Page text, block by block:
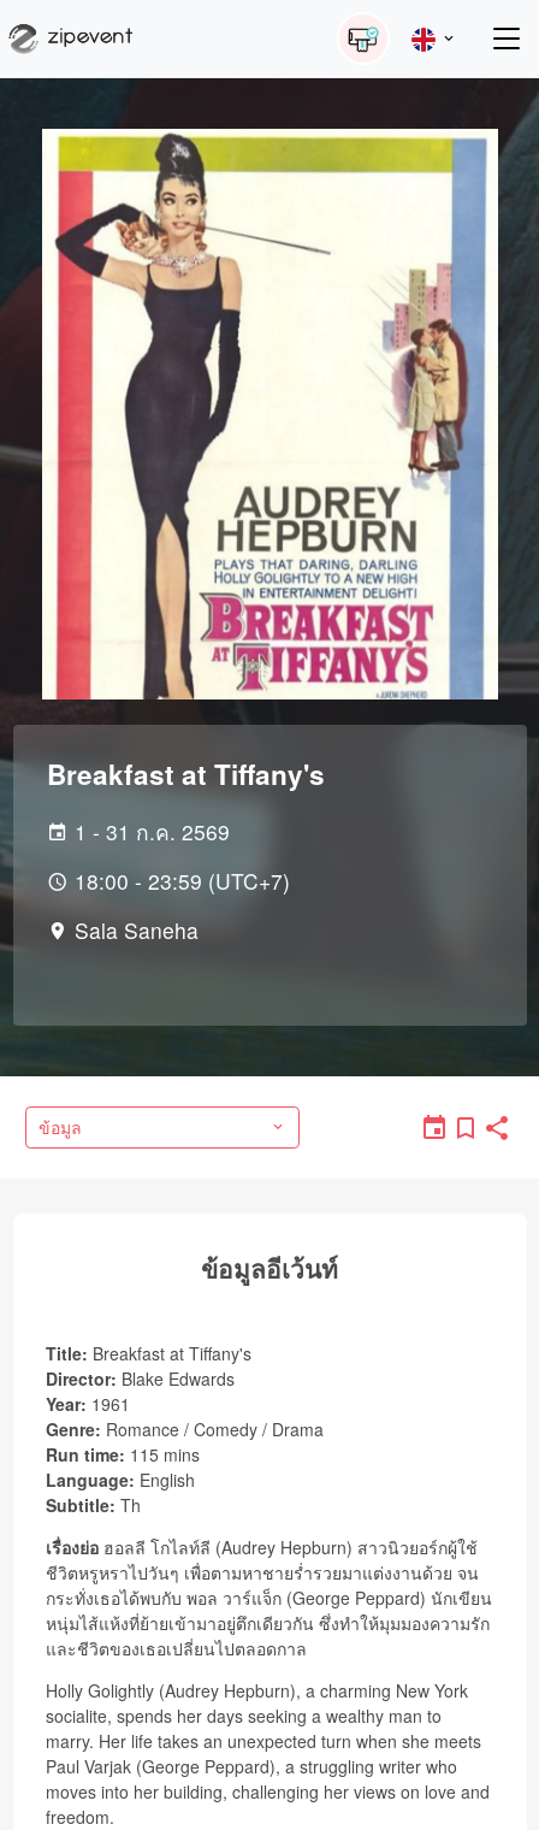
Breakfast at Tiffany's
1 - 31 ก.ค. 2569
18:00 - 23:59 (UTC+7)
Sala Saneha
ข้อมูล
ข้อมูลอีเว้นท์
Title: Breakfast at Tiffany's
Director: Blake Edwards
Year: 1961
Genre: Romance / Comedy / Drama
Run time: 115 mins
Language: English
Subtitle: Th
เรื่องย่อ ฮอลลี โกไลท์ลี (Audrey Hepburn) สาวนิวยอร์กผู้ใช้
ชีวิตหรูหราไปวันๆ เพื่อตามหาชายร่ำรวยมาแต่งงานด้วย จน
กระทั่งเธอได้พบกับ พอล วาร์แจ็ก (George Peppard) นักเขียน
หนุ่มไส้แห้งที่ย้ายเข้ามาอยู่ตึกเดียวกัน ซึ่งทำให้มุมมองความรัก
และชีวิตของเธอเปลี่ยนไปตลอดกาล
Holly Golightly (Audrey Hepburn), a charming New York
socialite, spends her days seeking a wealthy man to
marry. Her life takes an unexpected turn when she meets
Paul Varjak (George Peppard), a struggling writer who
moves into her building, challenging her views on love and
freedom.